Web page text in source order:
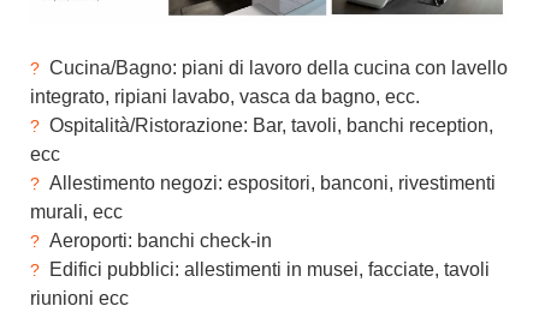
? Cucina/Bagno: piani di lavoro della cucina con lavello
integrato, ripiani lavabo, vasca da bagno, ecc.
? Ospitalità/Ristorazione: Bar, tavoli, banchi reception,
ecc
? Allestimento negozi: espositori, banconi, rivestimenti
murali, ecc
? Aeroporti: banchi check-in
? Edifici pubblici: allestimenti in musei, facciate, tavoli
riunioni ecc